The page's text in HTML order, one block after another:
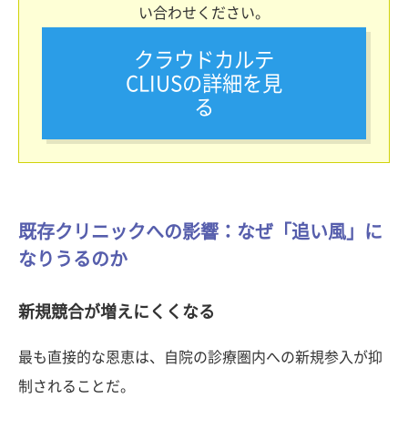
い合わせください。
クラウドカルテ
CLIUSの詳細を見
る
既存クリニックへの影響：なぜ「追い風」に
なりうるのか
新規競合が増えにくくなる
最も直接的な恩恵は、自院の診療圏内への新規参入が抑
制されることだ。